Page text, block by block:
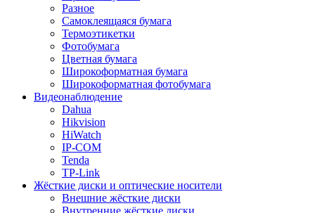
Разное
Самоклеящаяся бумага
Термоэтикетки
Фотобумага
Цветная бумага
Широкоформатная бумага
Широкоформатная фотобумага
Видеонаблюдение
Dahua
Hikvision
HiWatch
IP-COM
Tenda
TP-Link
Жёсткие диски и оптические носители
Внешние жёсткие диски
Внутренние жёсткие диски